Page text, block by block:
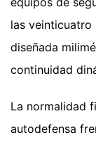
las veinticuatro
diseñada
continuidad
La normalidad
autodefensa